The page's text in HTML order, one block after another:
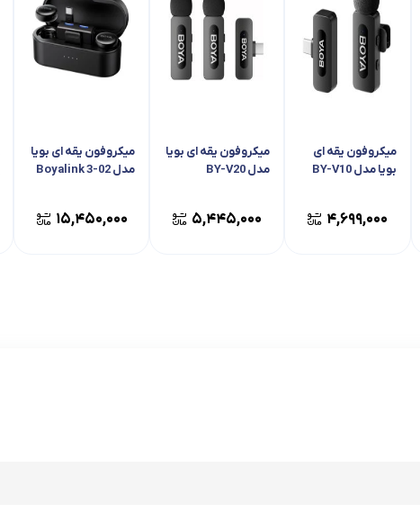
میکروفون یقه ای
بویا مدل BY-V10
۴,۶۹۹,۰۰۰
میکروفون یقه ای بویا
مدل BY-V20
۵,۴۴۵,۰۰۰
میکروفون یقه ای بویا
مدل Boyalink 3-02
۱۵,۴۵۰,۰۰۰